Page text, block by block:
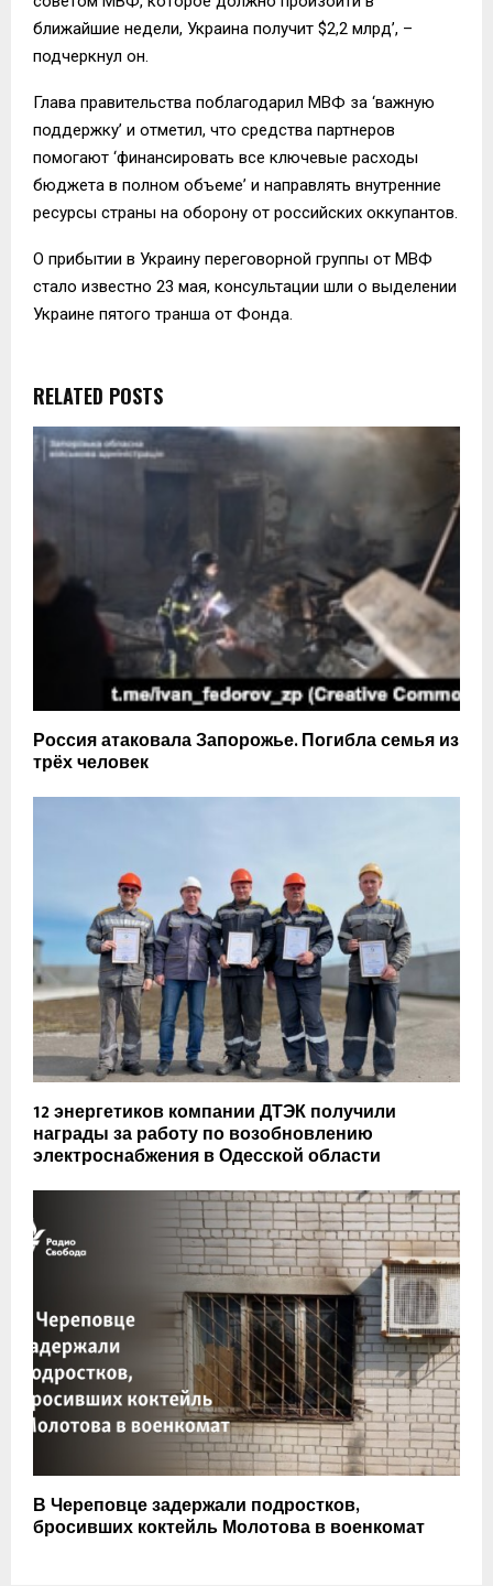
ближайшие недели, Украина получит $2,2 млрд’, –
подчеркнул он.
Глава правительства поблагодарил МВФ за ‘важную
поддержку’ и отметил, что средства партнеров
помогают ‘финансировать все ключевые расходы
бюджета в полном объеме’ и направлять внутренние
ресурсы страны на оборону от российских оккупантов.
О прибытии в Украину переговорной группы от МВФ
стало известно 23 мая, консультации шли о выделении
Украине пятого транша от Фонда.
RELATED POSTS
Россия атаковала Запорожье. Погибла семья из
трёх человек
12 энергетиков компании ДТЭК получили
награды за работу по возобновлению
электроснабжения в Одесской области
В Череповце задержали подростков,
бросивших коктейль Молотова в военкомат